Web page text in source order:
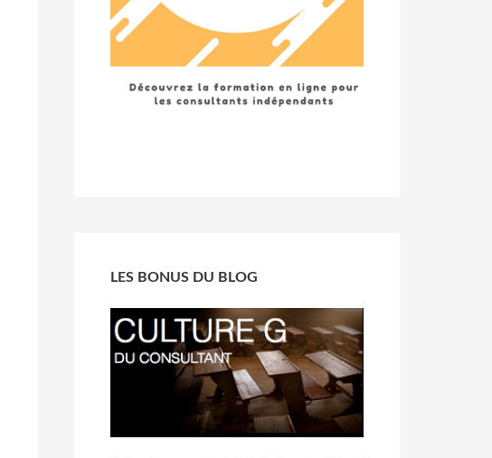
LES BONUS DU BLOG